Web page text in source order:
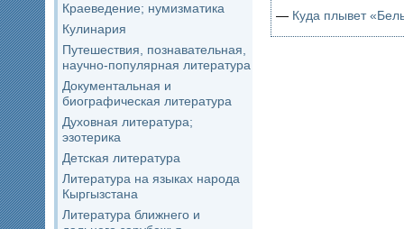
Краеведение; нумизматика
Кулинария
Путешествия, познавательная,
научно-популярная литература
Документальная и
биографическая литература
Духовная литература;
эзотерика
Детская литература
Литература на языках народа
Кыргызстана
Литература ближнего и
— Куда плывет